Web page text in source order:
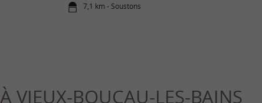
7,1 km - Soustons
À VIEUX-BOUCAU-LES-BAINS